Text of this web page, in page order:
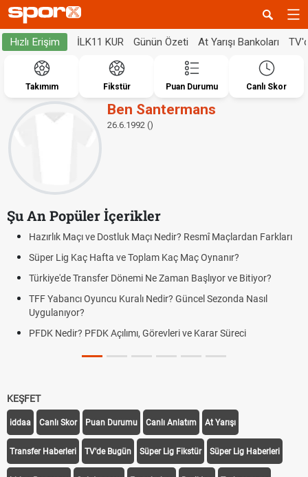
Hızlı Erişim İLK11 KUR Günün Özeti At Yarışı Bankoları
Takımım Fikstür Puan Durumu Canlı Skor
Ben Santermans
26.6.1992 ()
Şu An Popüler İçerikler
Hazırlık Maçı ve Dostluk Maçı Nedir? Resmî Maçlardan Farkları
Süper Lig Kaç Hafta ve Toplam Kaç Maç Oynanır?
Türkiye'de Transfer Dönemi Ne Zaman Başlıyor ve Bitiyor?
TFF Yabancı Oyuncu Kuralı Nedir? Güncel Sezonda Nasıl
Uygulanıyor?
PFDK Nedir? PFDK Açılımı, Görevleri ve Karar Süreci
KEŞFET
iddaa Canlı Skor Puan Durumu Canlı Anlatım At Yarışı
Transfer Haberleri TV'de Bugün Süper Lig Fikstür Süper Lig Haberleri